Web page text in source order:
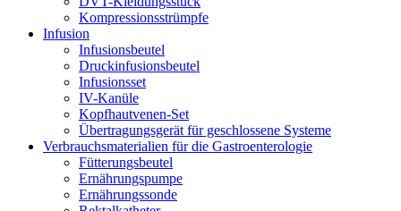
Kompressionsstrümpfe
Infusion
Infusionsbeutel
Druckinfusionsbeutel
Infusionsset
IV-Kanüle
Kopfhautvenen-Set
Übertragungsgerät für geschlossene Systeme
Verbrauchsmaterialien für die Gastroenterologie
Fütterungsbeutel
Ernährungspumpe
Ernährungssonde